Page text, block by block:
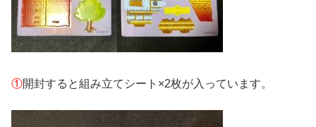
①開封すると組み立てシート×2枚が入っています。